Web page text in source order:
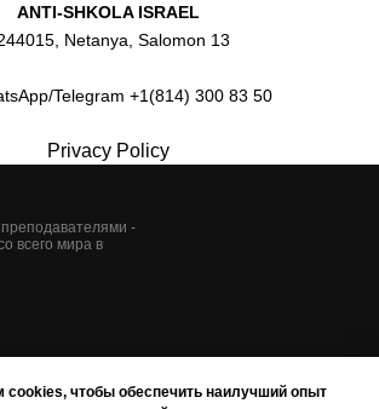
cookies, чтобы обеспечить наилучший опыт
ANTI-SHKOLA ISRAEL
Netanya, Salomon 13
Telegram +1(814) 300 83 50
Privacy Policy
-
всего мира в